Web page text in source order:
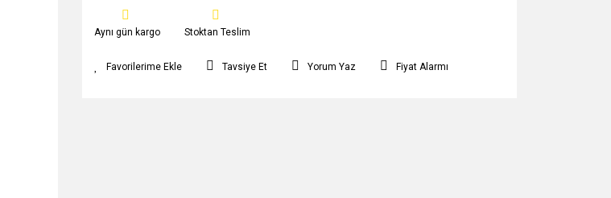
Aynı gün kargo Stoktan Teslim
Tavsiye Et Yorum Yaz Fiyat Alarmı